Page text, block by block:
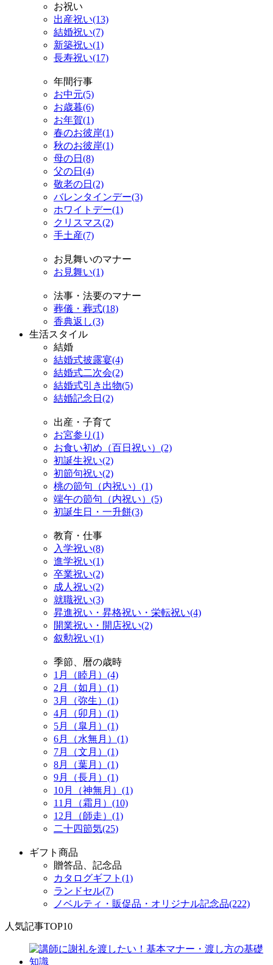
お祝い
出産祝い(13)
結婚祝い(7)
新築祝い(1)
長寿祝い(17)
年間行事
お中元(5)
お歳暮(6)
お年賀(1)
春のお彼岸(1)
秋のお彼岸(1)
母の日(8)
父の日(4)
敬老の日(2)
バレンタインデー(3)
ホワイトデー(1)
クリスマス(2)
手土産(7)
お見舞いのマナー
お見舞い(1)
法事・法要のマナー
葬儀・葬式(18)
香典返し(3)
生活スタイル
結婚
結婚式披露宴(4)
結婚式二次会(2)
結婚式引き出物(5)
結婚記念日(2)
出産・子育て
お宮参り(1)
お食い初め（百日祝い）(2)
初誕生祝い(2)
初節句祝い(2)
桃の節句（内祝い）(1)
端午の節句（内祝い）(5)
初誕生日・一升餅(3)
教育・仕事
入学祝い(8)
進学祝い(1)
卒業祝い(2)
成人祝い(2)
就職祝い(3)
昇進祝い・昇格祝い・栄転祝い(4)
開業祝い・開店祝い(2)
叙勲祝い(1)
季節、暦の歳時
1月（睦月）(4)
2月（如月）(1)
3月（弥生）(1)
4月（卯月）(1)
5月（皐月）(1)
6月（水無月）(1)
7月（文月）(1)
8月（葉月）(1)
9月（長月）(1)
10月（神無月）(1)
11月（霜月）(10)
12月（師走）(1)
二十四節気(25)
ギフト商品
贈答品、記念品
カタログギフト(1)
ランドセル(7)
ノベルティ・販促品・オリジナル記念品(222)
人気記事TOP10